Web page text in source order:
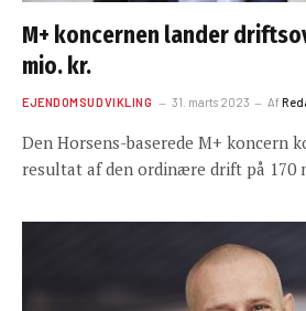
M+ koncernen lander
mio. kr.
EJENDOMSUDVIKLING 31. marts 2023 Af
Den Horsens-baserede M+ koncern
resultat af den ordinære drift på 170